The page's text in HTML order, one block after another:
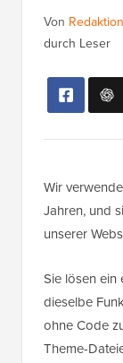
Von Redaktion
durch Leser
Wir
Jahren, und
unserer
Sie lösen ein
dieselbe
ohne Code
Theme-